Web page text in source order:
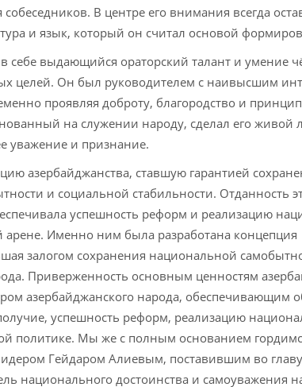
В центре его внимания всегда
и язык, который он считал основой
себе выдающийся ораторский талант и умение
целей. Он был руководителем с наивысшим
проявляя доброту, благородство и
на служении народу, сделал его живой
уважение и признание.
азербайджанства, ставшую гарантией
и социальной стабильности. Отданность
успешность реформ и реализацию
арене. Именно ним была разработана концепция
залогом сохранения национальной
Приверженность основным ценностям
азербайджанского народа, обеспечивающим
успешность реформ, реализацию
политике. Мы же с полным основанием
Гейдаром Алиевым, поставившим во главу
национального достоинства и самоуважения